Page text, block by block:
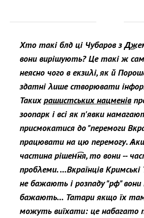
Хто такі блд ці Чубaров з
вони вирішують? Це такі ж
неясно чого в екзиλі, як й
здатні λише створювати
Такихрашистських нацменів
зоопарк і всі як п'явки
присмокатися до "перемоги
працювати на цю перемогу.
частина рішен͡ня, то вони --
пробλеми. …Вкраїнців
не бажають і розпаду "рф"
бажають… Татари якщо їх
можуть виїхати: це набагато